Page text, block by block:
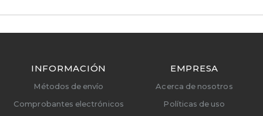
INFORMACIÓN
Métodos de envío
Comprobantes electrónicos
EMPRESA
Acerca de nosotros
Políticas de uso